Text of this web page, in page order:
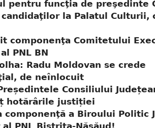
pentru funcţia de preşedinte
candidaţilor la Palatul Culturii,
componenţa Comitetului
PNL BN
Radu Moldovan se crede
de neînlocuit
Consiliului
hotărârile justiției
componenţă a Biroului Politic